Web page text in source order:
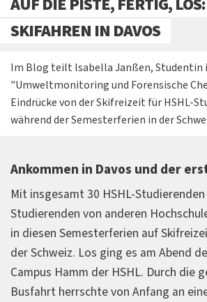
SKIFAHREN IN DAVOS
Im Blog teilt Isabella Janßen, Studentin
"Umweltmonitoring und Forensische
Eindrücke von der Skifreizeit für HSHL-
während der Semesterferien in der
Ankommen in Davos und der
Mit insgesamt 30 HSHL-
Studierenden von anderen
in diesen Semesterferien auf
der Schweiz. Los ging es am Abend
Campus Hamm der HSHL. Durch die
Busfahrt herrschte von Anfang an